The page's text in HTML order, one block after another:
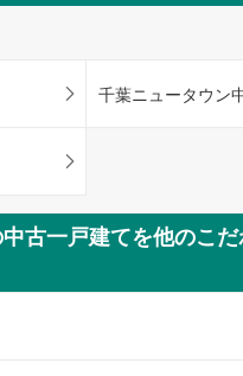
千葉ニュータウン
古一戸建てを他のこ